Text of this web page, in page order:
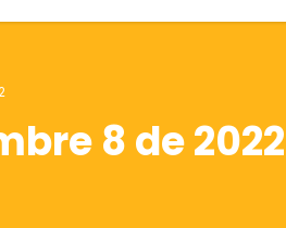
8 de 2022